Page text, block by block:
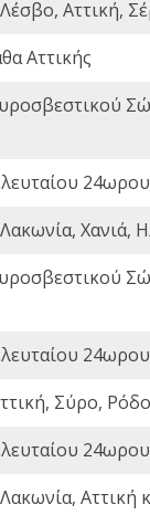
Αττική,
Αττικής
Χανιά,
Σύρο, Ρόδο
Αττική